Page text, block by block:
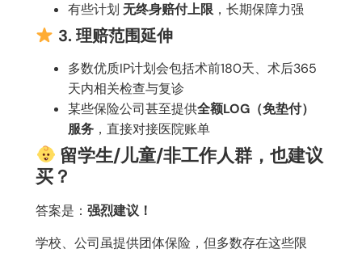
有些计划 无终身赔付上限 ，长期保障力强
3. 理赔范围延伸
多数优质IP计划会包括术前180天、术后365
天内相关检查与复诊
某些保险公司甚至提供全额LOG（免垫付）
服务 ，直接对接医院账单
留学生/儿童/非工作人群，也建议
买？
答案是： 强烈建议！
学校、公司虽提供团体保险，但多数存在这些限